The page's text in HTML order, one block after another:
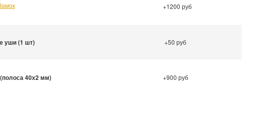
+1200 руб
уши (1 шт) +50 руб
40х2 мм) +900 руб